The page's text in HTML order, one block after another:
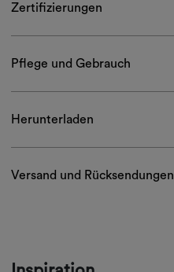
Zertifizierungen
Pflege und Gebrauch
Herunterladen
Versand und Rücksendungen